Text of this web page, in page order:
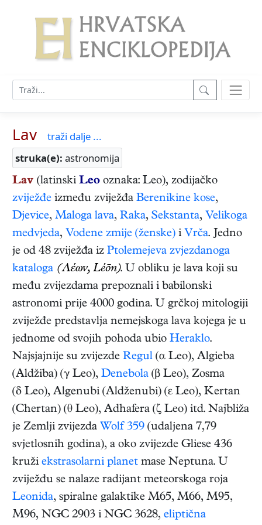
Lav
traži dalje ...
struka(e): astronomija
Lav (latinski Leo oznaka: Leo), zodijačko
zviježđe između zviježđa Berenikine kose,
Djevice, Maloga lava, Raka, Sekstanta, Velikoga
medvjeda, Vodene zmije (ženske) i Vrča. Jedno
je od 48 zviježđa iz Ptolemejeva zvjezdanoga
kataloga (Λέων, Léōn). U obliku je lava koji su
među zvijezdama prepoznali i babilonski
astronomi prije 4000 godina. U grčkoj mitologiji
zviježđe predstavlja nemejskoga lava kojega je u
jednome od svojih pohoda ubio Heraklo.
Najsjajnije su zvijezde Regul (α Leo), Algieba
(Aldžiba) (γ Leo), Denebola (β Leo), Zosma
(δ Leo), Algenubi (Aldženubi) (ε Leo), Kertan
(Chertan) (θ Leo), Adhafera (ζ Leo) itd. Najbliža
je Zemlji zvijezda Wolf 359 (udaljena 7,79
svjetlosnih godina), a oko zvijezde Gliese 436
kruži ekstrasolarni planet mase Neptuna. U
zviježđu se nalaze radijant meteorskoga roja
Leonida, spiralne galaktike M65, M66, M95,
M96, NGC 2903 i NGC 3628, eliptična